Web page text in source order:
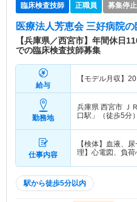
臨床検査技師 正職員 募集停止
医療法人芳恵会 三好病院の
【兵庫県／西宮市】年間休日
での臨床検査技師募集
給与
【モデル月収】
勤務地
兵庫県 西宮市
Ｊ
口駅」（徒歩5分）
仕事内容
【検体】血液、
理】心電図、負
駅から徒歩5分以内